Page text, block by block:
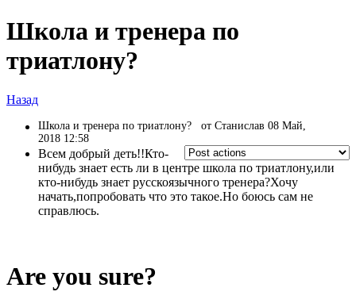
Школа и тренера по
триатлону?
Назад
Школа и тренера по триатлону? от Станислав 08 Май,
2018 12:58
Всем добрый деть!!Кто-
нибудь знает есть ли в центре школа по триатлону,или
кто-нибудь знает русскоязычного тренера?Хочу
начать,попробовать что это такое.Но боюсь сам не
справлюсь.
Are you sure?